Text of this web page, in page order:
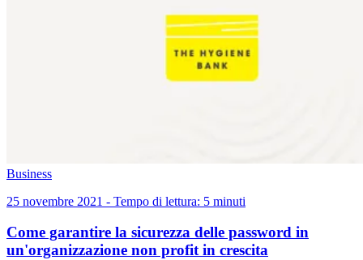
Business
25 novembre 2021 - Tempo di lettura: 5 minuti
Come garantire la sicurezza delle password in
un'organizzazione non profit in crescita